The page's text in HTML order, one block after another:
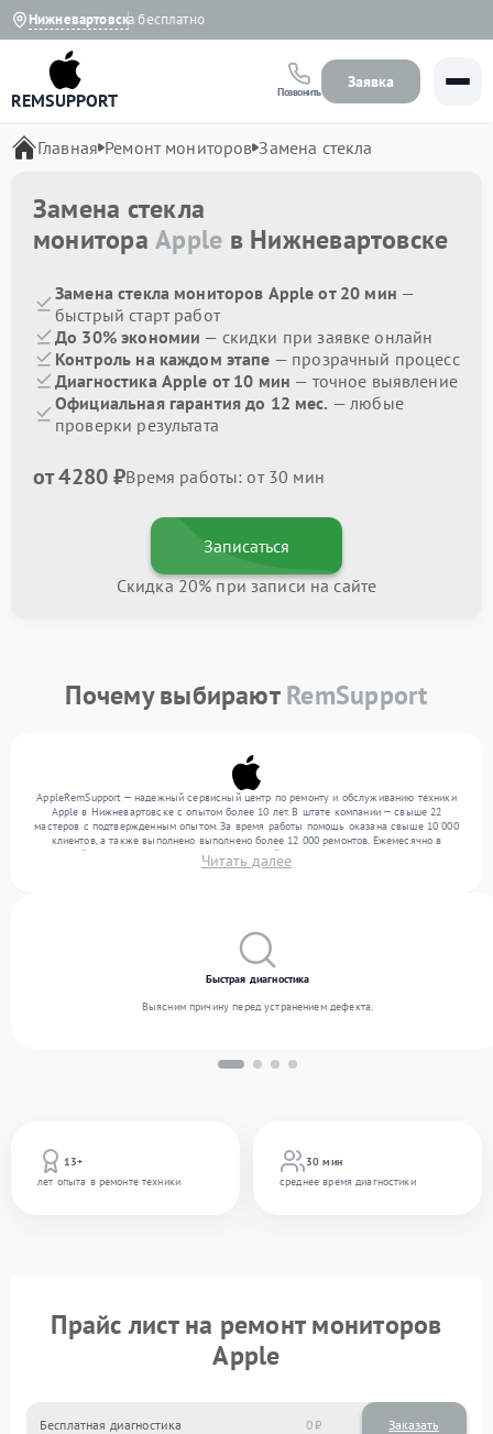
Нижневартовск
Выезд мастера бесплатно
REMSUPPORT Позвонить
Заявка
Главная Ремонт мониторов Замена стекла
Замена стекла
монитораApple в Нижневартовске
Замена стекла мониторов Apple от 20 мин —
быстрый старт работ
До 30% экономии — скидки при заявке онлайн
Контроль на каждом этапе — прозрачный процесс
Диагностика Apple от 10 мин — точное выявление
Официальная гарантия до 12 мес. — любые
проверки результата
от 4280 ₽Время работы: от 30 мин
Записаться
Скидка 20% при записи на сайте
Почему выбираютRemSupport
AppleRemSupport — надежный сервисный центр по ремонту и обслуживанию техники
Apple в Нижневартовске с опытом более 10 лет. В штате компании — свыше 22
мастеров с подтвержденным опытом. За время работы помощь оказана свыше 10 000
клиентов, а также выполнено выполнено более 12 000 ремонтов. Ежемесячно в
сервисный центр поступает более 300 обращений, включая , , . Мы устраняем поломки
любой сложности и предлагаем стабильный уровень сервиса благодаря
Читать далее
13+
лет опыта в ремонте техники
30 мин
среднее время диагностики
Быстрая диагностика
Выясним причину перед устранением дефекта.
Прайс лист на ремонт мониторов
Apple
Бесплатная диагностика 0 Заказать